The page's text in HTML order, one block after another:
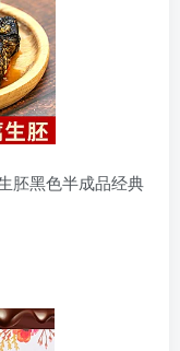
胚黑色半成品经典